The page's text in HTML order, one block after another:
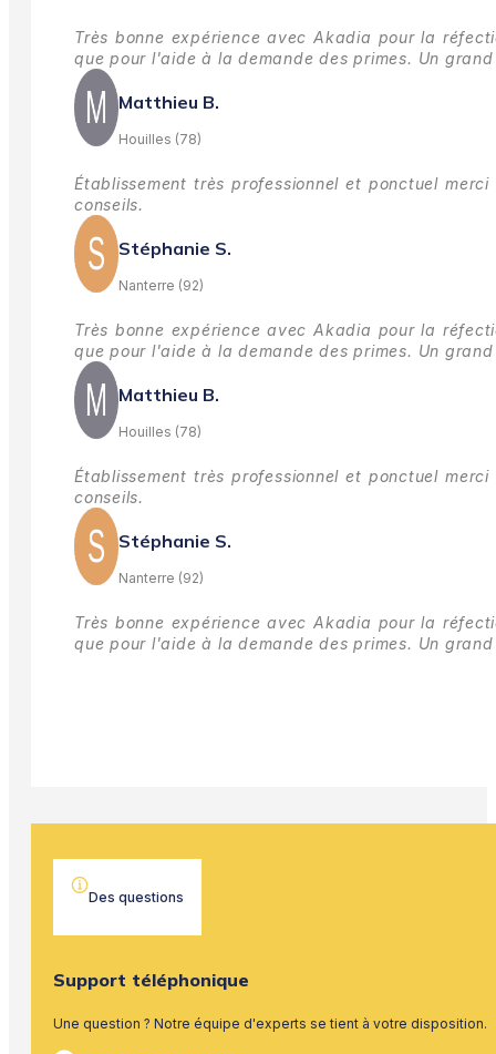
Très bonne expérience avec Akadia pour la
que pour l'aide à la demande des primes. Un
Matthieu B.
Houilles (78)
Établissement très professionnel et ponctuel
conseils.
Stéphanie S.
Nanterre (92)
Très bonne expérience avec Akadia pour la
que pour l'aide à la demande des primes. Un
Matthieu B.
Houilles (78)
Établissement très professionnel et ponctuel
conseils.
Stéphanie S.
Nanterre (92)
Très bonne expérience avec Akadia pour la
que pour l'aide à la demande des primes. Un
Des questions
Support téléphonique
Une question ? Notre équipe d'experts se tient à votre disposition.